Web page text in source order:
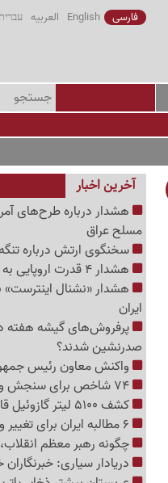
فارسی English العربیه
آخرین اخبار
هشدار درباره طرح‌های
مسلح عراق
سخنگوی ارتش درباره
هشدار 4 قدرت اروپایی به مسکو درباره اوستیای جنوبی
هشدار «نشنال اینترست»
ایران
پرفروش‌های گیشه هفته
صدرنشین شدند؟
واکنش معاون رئیس
کشف 5100 لیتر گازوئیل قاچاق در رباط کریم
چگونه رهبر معظم
دریادار سیاری: